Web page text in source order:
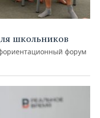
школьников
форум